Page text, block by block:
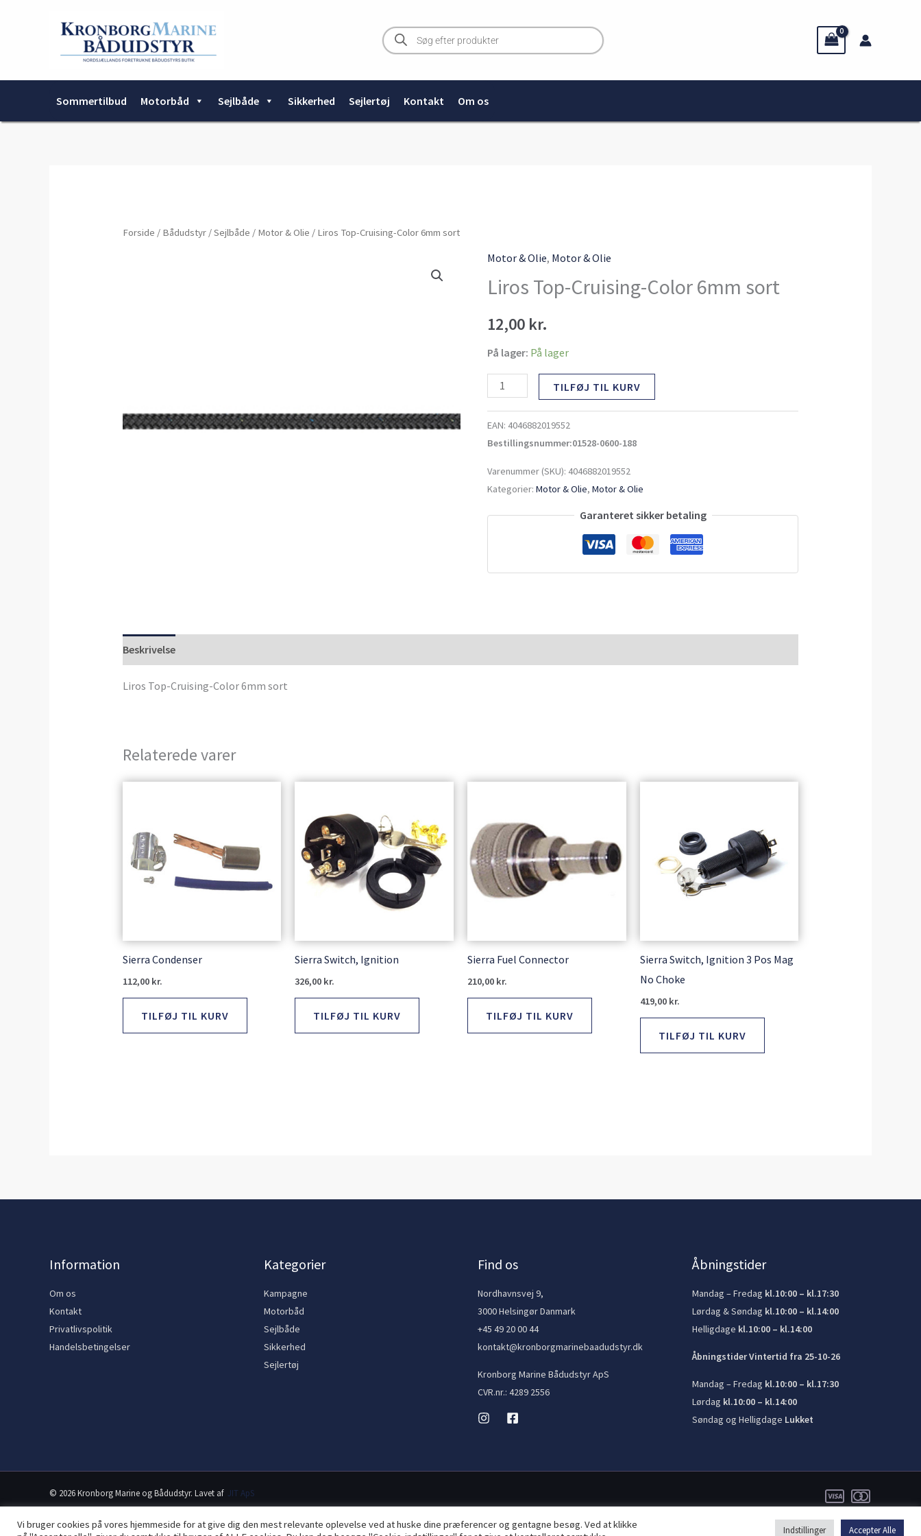
Products
search
Sommertilbud Motorbåd Sejlbåde Sikkerhed Sejlertøj Kontakt Om os
Forside / Bådudstyr/Sejlbåde / Motor & Olie / Liros Top-Cruising-Color 6mm sort
Motor & Olie, Motor & Olie
Liros Top-Cruising-Color 6mm sort
12,00 kr.
På lager: På lager
Top-
Color
sort
antal
TILFØJ TIL KURV
EAN: 4046882019552
Bestillingsnummer:01528-0600-188
Varenummer (SKU): 4046882019552
Kategorier:Motor & Olie,Motor & Olie
Garanteret sikker betaling
Beskrivelse
Liros Top-Cruising-Color 6mm sort
Relaterede varer
Sierra Condenser
112,00 kr.
TILFØJ TIL KURV
Sierra Switch, Ignition
326,00 kr.
TILFØJ TIL KURV
Sierra Fuel Connector
210,00 kr.
TILFØJ TIL KURV
Sierra Switch, Ignition 3 Pos Mag
No Choke
419,00 kr.
TILFØJ TIL KURV
Information
Om os
Kontakt
Privatlivspolitik
Handelsbetingelser
Kategorier
Kampagne
Motorbåd
Sejlbåde
Sikkerhed
Sejlertøj
Find os
Nordhavnsvej 9,
3000 Helsingør Danmark
+45 49 20 00 44
kontakt@kronborgmarinebaadudstyr.dk
Kronborg Marine Bådudstyr ApS
CVR.nr.: 4289 2556
Åbningstider
Mandag – Fredag kl.10:00 – kl.17:30
Lørdag & Søndag kl.10:00 – kl.14:00
Helligdage kl.10:00 – kl.14:00
Åbningstider Vintertid fra 25-10-26
Mandag – Fredag kl.10:00 – kl.17:30
Lørdag kl.10:00 – kl.14:00
Søndag og Helligdage Lukket
© 2026 Kronborg Marine og Bådudstyr. Lavet af JIT ApS
Vi bruger cookies på vores hjemmeside for at give dig den mest relevante oplevelse ved at huske dine præferencer og gentagne besøg. Ved at klikke
Indstillinger Accepter Alle